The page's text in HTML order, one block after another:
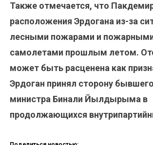
Также отмечается, что
расположения Эрдогана из-за
лесными пожарами и
самолетами прошлым летом.
может быть расценена как
Эрдоган принял сторону
министра Бинали Йылдырыма в
продолжающихся